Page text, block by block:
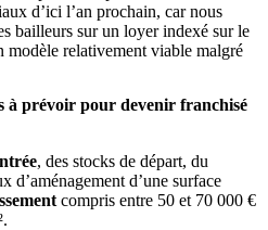
d’ici l’an prochain, car nous
bailleurs sur un loyer indexé sur le
modèle relativement viable malgré
à prévoir pour devenir franchisé
, des stocks de départ, du
d’aménagement d’une surface
compris entre 50 et 70 000 €